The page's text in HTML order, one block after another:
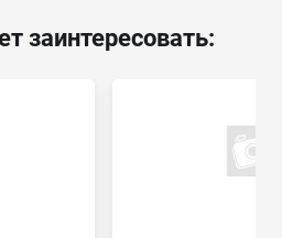
заинтересовать: